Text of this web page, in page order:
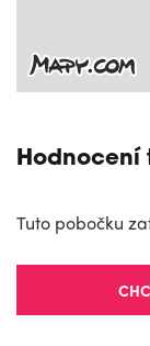
Hodnocení
Tuto pobočku